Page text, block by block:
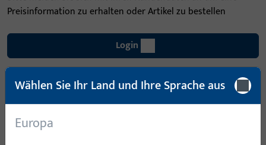
Preisinformation zu erhalten oder Artikel zu bestellen
Login
Account erstellen
Wählen Sie Ihr Land und Ihre Sprache aus
Europa